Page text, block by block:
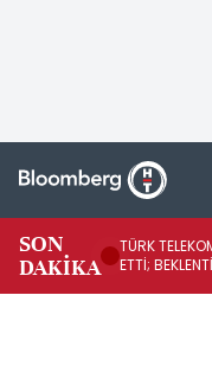
SON
DAKİKA
TÜRK
ETTİ;